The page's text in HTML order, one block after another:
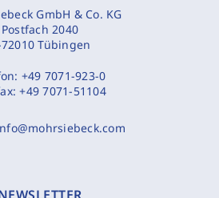
GmbH & Co. KG
Postfach 2040
Tübingen
+49 7071-923-0
+49 7071-51104